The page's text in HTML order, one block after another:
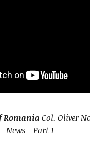
Romania Col. Oliver
News – Part 1